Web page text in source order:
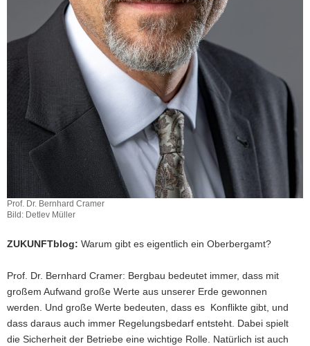
Prof. Dr. Bernhard Cramer
Bild: Detlev Müller
ZUKUNFTblog: Warum gibt es eigentlich ein Oberbergamt?
Prof. Dr. Bernhard Cramer: Bergbau bedeutet immer, dass mit
großem Aufwand große Werte aus unserer Erde gewonnen
werden. Und große Werte bedeuten, dass es Konflikte gibt, und
dass daraus auch immer Regelungsbedarf entsteht. Dabei spielt
die Sicherheit der Betriebe eine wichtige Rolle. Natürlich ist auch